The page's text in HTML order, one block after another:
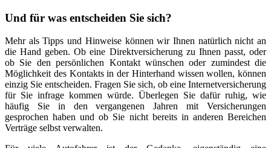
Und für was entscheiden Sie sich?
Mehr als Tipps und Hinweise können wir Ihnen natürlich nicht an
die Hand geben. Ob eine Direktversicherung zu Ihnen passt, oder
ob Sie den persönlichen Kontakt wünschen oder zumindest die
Möglichkeit des Kontakts in der Hinterhand wissen wollen, können
einzig Sie entscheiden. Fragen Sie sich, ob eine Internetversicherung
für Sie infrage kommen würde. Überlegen Sie dafür ruhig, wie
häufig Sie in den vergangenen Jahren mit Versicherungen
gesprochen haben und ob Sie nicht bereits in anderen Bereichen
Verträge selbst verwalten.